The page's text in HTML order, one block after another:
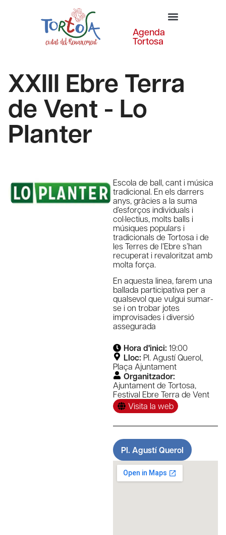
Agenda
Tortosa
XXIII Ebre Terra
de Vent - Lo
Planter
Escola de ball, cant i música
tradicional. En els darrers
anys, gràcies a la suma
d’esforços individuals i
col·lectius, molts balls i
músiques populars i
tradicionals de Tortosa i de
les Terres de l’Ebre s’han
recuperat i revaloritzat amb
molta força.
En aquesta linea, farem una
ballada participativa per a
qualsevol que vulgui sumar-
se i on trobar jotes
improvisades i diversió
assegurada
Hora d'inici: 19:00
Lloc: Pl. Agustí Querol,
Plaça Ajuntament
Organitzador:
Ajuntament de Tortosa,
Festival Ebre Terra de Vent
Visita la web
Pl. Agustí Querol